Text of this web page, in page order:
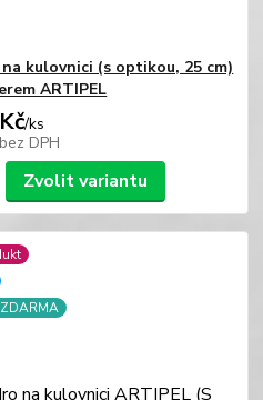
kulovnici (s optikou, 25 cm)
ARTIPEL
/ks
bez DPH
Zvolit variantu